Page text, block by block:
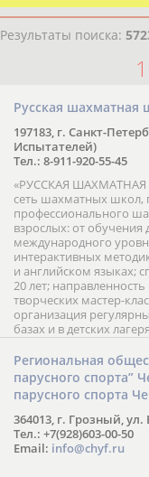
Результаты поиска:
Русская шахматная
197183, г. Санкт-
Испытателей)
Тел.: 8-911-920-55-45
«РУССКАЯ ШАХМАТНАЯ
сеть шахматных школ,
профессионального
взрослых: от обучения
международного
интерактивных
и английском языках;
20 лет;
творческих мастер-
организация
базах и в детских
шахматистами;
форме вебинаров и
российских и
онлайн трансляция
Региональная
парусного спорта”
парусного спорта
364013, г. Грозный,
Тел.: +7(928)603-00-50
Email: info@chyf.ru